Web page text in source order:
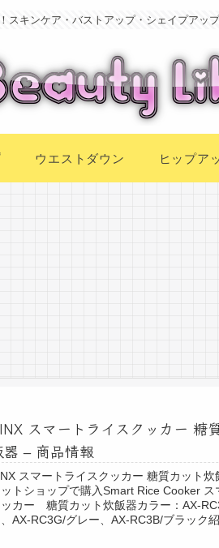
スキンケア・バストアップ・シェイプアッ
ウエストダウン ヒップア
スマートライスクッカー 糖
器 – 商品情報
スマートライスクッカー 糖質カット炊
トショップで購入Smart Rice Cooker ス
カー 糖質カット炊飯器カラー：AX-
、AX-RC3G/グレー、AX-RC3B/ブラック